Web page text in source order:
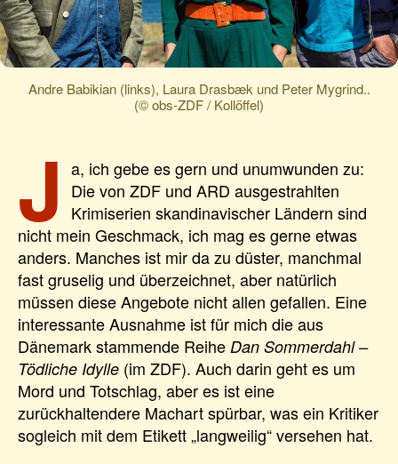
Andre Babikian (links), Laura Drasbæk und Peter Mygrind..
(© obs-ZDF / Kollöffel)
J a, ich gebe es gern und unumwunden zu:
Die von ZDF und ARD ausgestrahlten
Krimiserien skandinavischer Ländern sind
nicht mein Geschmack, ich mag es gerne etwas
anders. Manches ist mir da zu düster, manchmal
fast gruselig und überzeichnet, aber natürlich
müssen diese Angebote nicht allen gefallen. Eine
interessante Ausnahme ist für mich die aus
Dänemark stammende Reihe Dan Sommerdahl –
Tödliche Idylle (im ZDF). Auch darin geht es um
Mord und Totschlag, aber es ist eine
zurückhaltendere Machart spürbar, was ein Kritiker
sogleich mit dem Etikett „langweilig“ versehen hat.